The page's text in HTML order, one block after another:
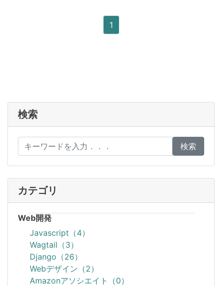
1
検索
検索
カテゴリ
Web開発
Javascript（4）
Wagtail（3）
Django（26）
Webデザイン（2）
Amazonアソシエイト（0）